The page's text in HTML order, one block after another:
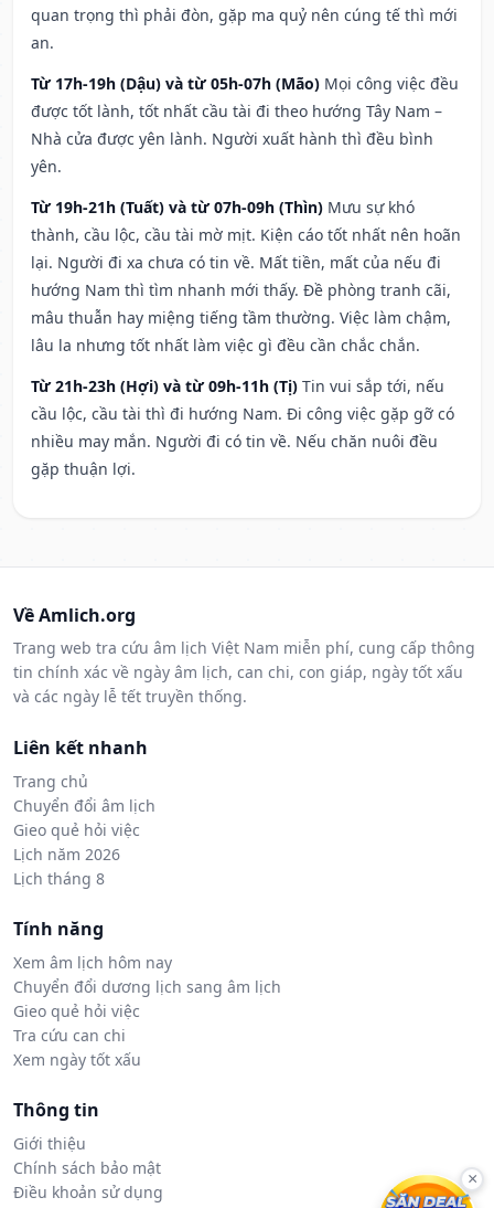
quan trọng thì phải đòn, gặp ma quỷ nên cúng tế thì mới
an.
Từ 17h-19h (Dậu) và từ 05h-07h (Mão) Mọi công việc đều
được tốt lành, tốt nhất cầu tài đi theo hướng Tây Nam –
Nhà cửa được yên lành. Người xuất hành thì đều bình
yên.
Từ 19h-21h (Tuất) và từ 07h-09h (Thìn) Mưu sự khó
thành, cầu lộc, cầu tài mờ mịt. Kiện cáo tốt nhất nên hoãn
lại. Người đi xa chưa có tin về. Mất tiền, mất của nếu đi
hướng Nam thì tìm nhanh mới thấy. Đề phòng tranh cãi,
mâu thuẫn hay miệng tiếng tầm thường. Việc làm chậm,
lâu la nhưng tốt nhất làm việc gì đều cần chắc chắn.
Từ 21h-23h (Hợi) và từ 09h-11h (Tị) Tin vui sắp tới, nếu
cầu lộc, cầu tài thì đi hướng Nam. Đi công việc gặp gỡ có
nhiều may mắn. Người đi có tin về. Nếu chăn nuôi đều
gặp thuận lợi.
Về Amlich.org
Trang web tra cứu âm lịch Việt Nam miễn phí, cung cấp thông
tin chính xác về ngày âm lịch, can chi, con giáp, ngày tốt xấu
và các ngày lễ tết truyền thống.
Liên kết nhanh
Trang chủ
Chuyển đổi âm lịch
Gieo quẻ hỏi việc
Lịch năm 2026
Lịch tháng 8
Tính năng
Xem âm lịch hôm nay
Chuyển đổi dương lịch sang âm lịch
Gieo quẻ hỏi việc
Tra cứu can chi
Xem ngày tốt xấu
Thông tin
Giới thiệu
Chính sách bảo mật
Điều khoản sử dụng
×